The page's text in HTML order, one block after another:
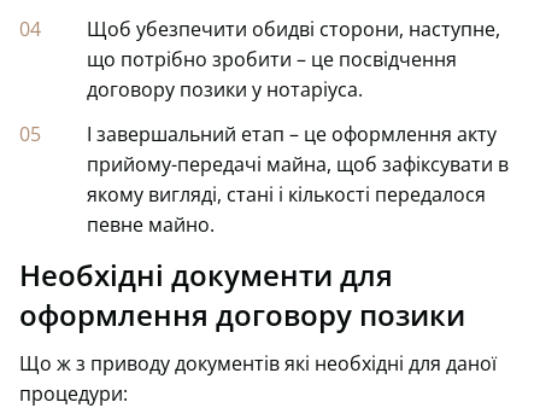
Щоб убезпечити обидві сторони, наступне,
що потрібно зробити – це посвідчення
договору позики у нотаріуса.
І завершальний етап – це оформлення акту
прийому-передачі майна, щоб зафіксувати в
якому вигляді, стані і кількості передалося
певне майно.
Необхідні документи для
оформлення договору позики
Що ж з приводу документів які необхідні для даної
процедури: